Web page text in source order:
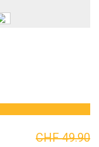
CHF 49.90